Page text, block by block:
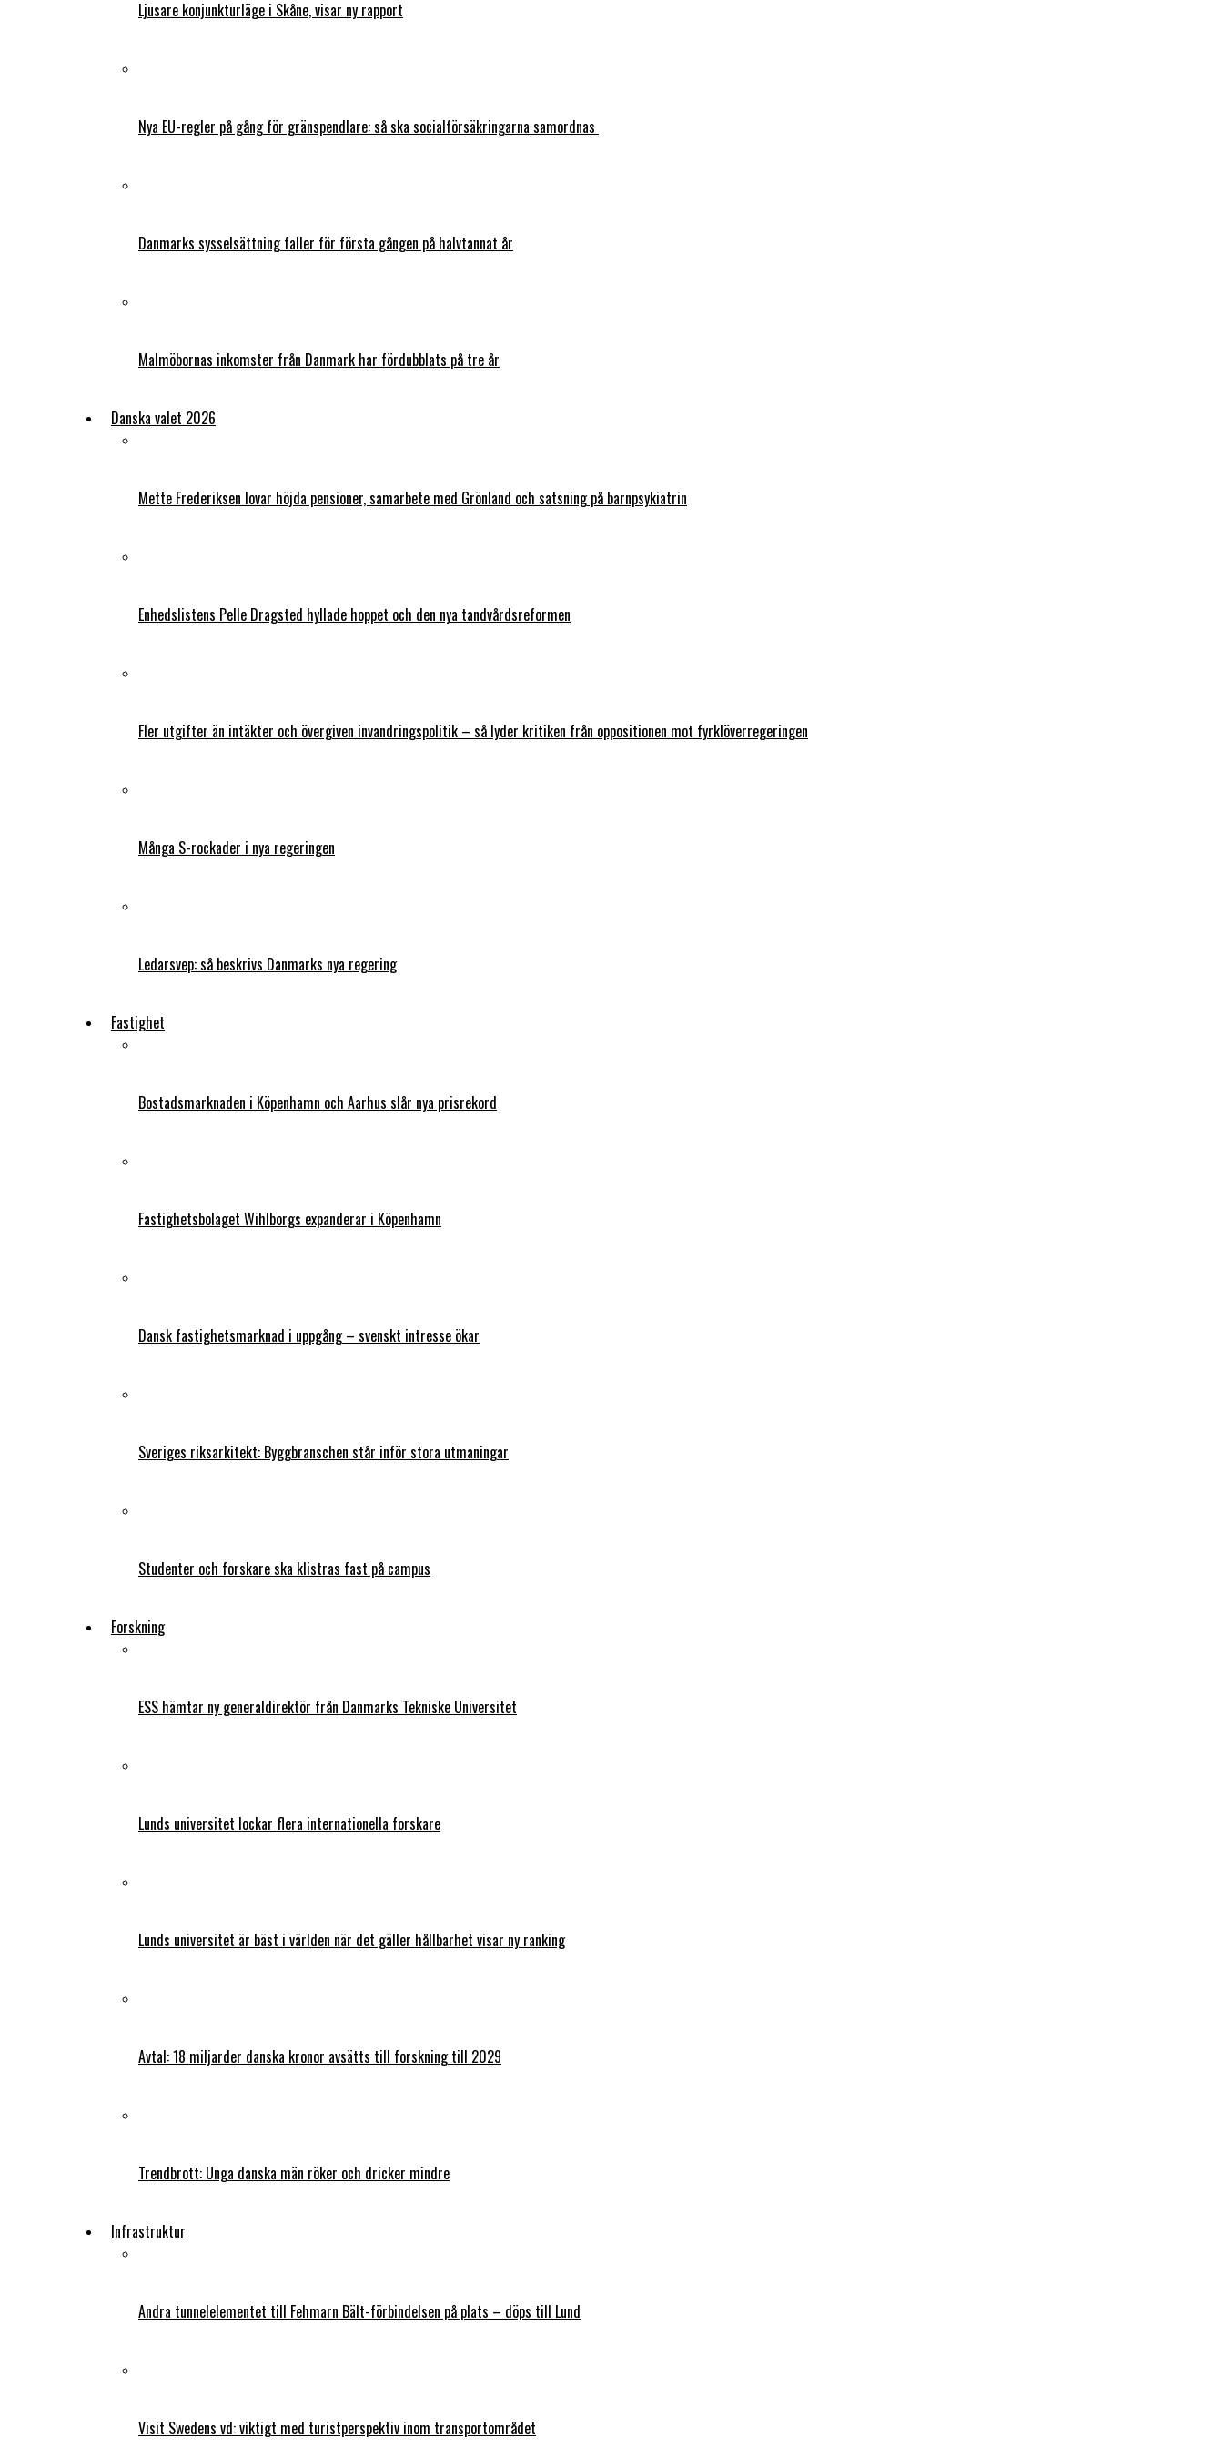
Ljusare konjunkturläge i Skåne, visar ny rapport
Nya EU-regler på gång för gränspendlare: så ska socialförsäkringarna samordnas
Danmarks sysselsättning faller för första gången på halvtannat år
Malmöbornas inkomster från Danmark har fördubblats på tre år
Danska valet 2026
Mette Frederiksen lovar höjda pensioner, samarbete med Grönland och satsning på barnpsykiatrin
Enhedslistens Pelle Dragsted hyllade hoppet och den nya tandvårdsreformen
Fler utgifter än intäkter och övergiven invandringspolitik – så lyder kritiken från oppositionen mot fyrklöverregeringen
Många S-rockader i nya regeringen
Ledarsvep: så beskrivs Danmarks nya regering
Fastighet
Bostadsmarknaden i Köpenhamn och Aarhus slår nya prisrekord
Fastighetsbolaget Wihlborgs expanderar i Köpenhamn
Dansk fastighetsmarknad i uppgång – svenskt intresse ökar
Sveriges riksarkitekt: Byggbranschen står inför stora utmaningar
Studenter och forskare ska klistras fast på campus
Forskning
ESS hämtar ny generaldirektör från Danmarks Tekniske Universitet
Lunds universitet lockar flera internationella forskare
Lunds universitet är bäst i världen när det gäller hållbarhet visar ny ranking
Avtal: 18 miljarder danska kronor avsätts till forskning till 2029
Trendbrott: Unga danska män röker och dricker mindre
Infrastruktur
Andra tunnelelementet till Fehmarn Bält-förbindelsen på plats – döps till Lund
Visit Swedens vd: viktigt med turistperspektiv inom transportområdet